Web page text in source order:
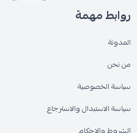
روابط مهمة
المدونة
من نحن
سياسة الخصوصية
سياسة الاستبدال والاسترجاع